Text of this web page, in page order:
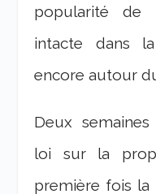
popularité de
intacte dans
encore autour
Deux
loi sur la
première fois